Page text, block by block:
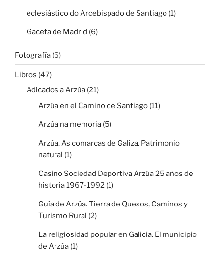
eclesiástico do Arcebispado de Santiago (1)
Gaceta de Madrid (6)
Fotografía (6)
Libros (47)
Adicados a Arzúa (21)
Arzúa en el Camino de Santiago (11)
Arzúa na memoria (5)
Arzúa. As comarcas de Galiza. Patrimonio
natural (1)
Casino Sociedad Deportiva Arzúa 25 años de
historia 1967-1992 (1)
Guía de Arzúa. Tierra de Quesos, Caminos y
Turismo Rural (2)
La religiosidad popular en Galicia. El municipio
de Arzúa (1)